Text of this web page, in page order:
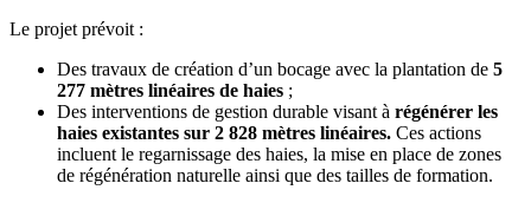
Le projet prévoit :
Des travaux de création d’un bocage avec la plantation de 5
277 mètres linéaires de haies ;
Des interventions de gestion durable visant à régénérer les
haies existantes sur 2 828 mètres linéaires. Ces actions
incluent le regarnissage des haies, la mise en place de zones
de régénération naturelle ainsi que des tailles de formation.